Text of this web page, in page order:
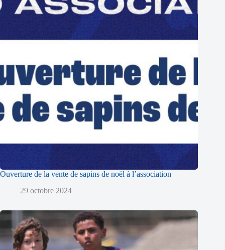
Ouverture de la vente de sapins de noël à l’association
29 octobre 2024